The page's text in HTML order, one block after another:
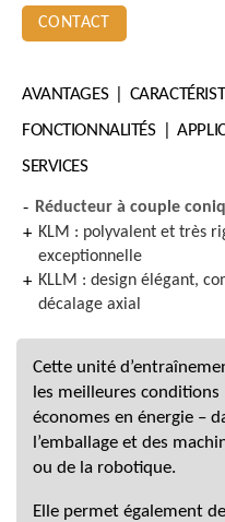
CONTACT
AVANTAGES
FONCTIONNALITÉS
SERVICES
Réducteur à couple
KLM : polyvalent et très
exceptionnelle
KLLM : design élégant,
décalage axial
Cette unité
les meilleures
économes en énergie –
l’emballage et des
ou de la robotique.
Elle permet également